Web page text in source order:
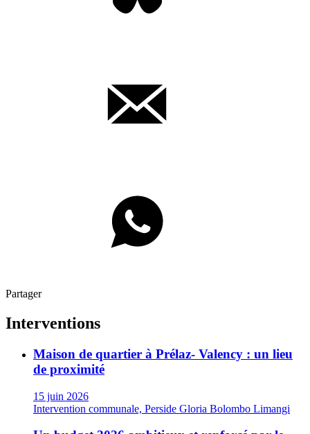
Partager
Interventions
Maison de quartier à Prélaz- Valency : un lieu
de proximité
15 juin 2026
Intervention communale, Perside Gloria Bolombo Limangi